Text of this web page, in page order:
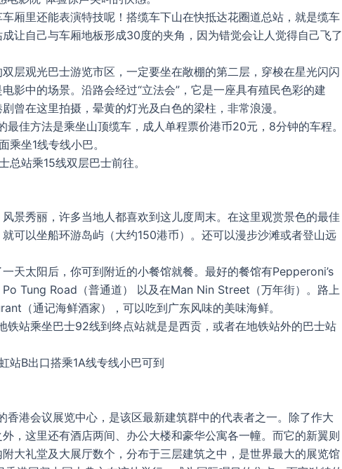
厢里还能表演特技呢！搭缆车下山在快抵达花圈道总站，就是缆车
让自己与车厢地板形成30度的夹角，因为错觉会让人觉得自己飞了
层观光巴士游览市区，一定要坐在敞棚的第二层，穿梭在星光闪闪
影中的场景。沿路会经过“立法会”，它是一座具有殖民色彩的建
曾在这里拍摄，晕黄的灯光及白色的梁柱，非常浪漫。
最佳方法是乘坐山顶缆车，成人单程票价港币20元，8分钟的车程。
乘坐1线专线小巴。
总站乘15线双层巴士前往。
景秀丽，许多当地人都喜欢到这儿度周末。在这里观赏景色的最佳
可以坐船环游岛屿（大约150港币）。还可以漫步沙滩或者登山远
天太阳后，你可到附近的小餐馆就餐。最好的餐馆有Pepperoni’s
Tung Road（普通道） 以及在Man Nin Street（万年街）。路上
（通记海鲜酒家），可以吃到广东风味的美味海鲜。
铁站乘坐巴士92线到终点站就是是西贡，或者在地铁站外的巴士站
站B出口搭乘1A线专线小巴可到
香港会议展览中心，是该区最新建筑群中的代表者之一。除了作大
，这里还有酒店两间、办公大楼和豪华公寓各一幢。而它的新翼则
大礼堂及大展厅数个，分布于三层建筑之中，是世界最大的展览馆